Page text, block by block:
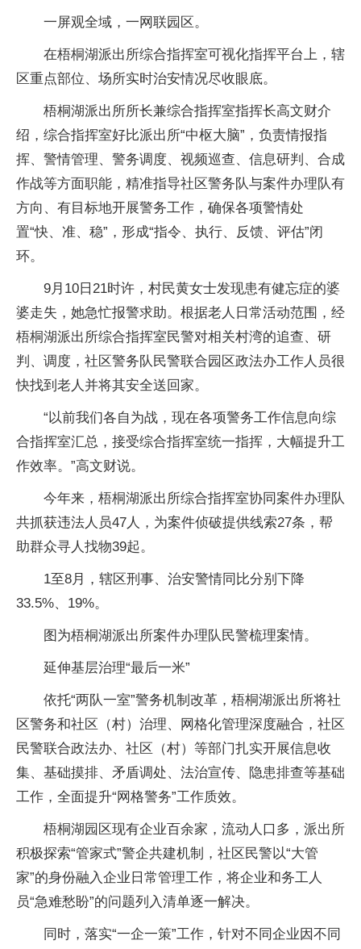
一屏观全域，一网联园区。
在梧桐湖派出所综合指挥室可视化指挥平台上，辖
区重点部位、场所实时治安情况尽收眼底。
梧桐湖派出所所长兼综合指挥室指挥长高文财介
绍，综合指挥室好比派出所“中枢大脑”，负责情报指
挥、警情管理、警务调度、视频巡查、信息研判、合成
作战等方面职能，精准指导社区警务队与案件办理队有
方向、有目标地开展警务工作，确保各项警情处
置“快、准、稳”，形成“指令、执行、反馈、评估”闭
环。
9月10日21时许，村民黄女士发现患有健忘症的婆
婆走失，她急忙报警求助。根据老人日常活动范围，经
梧桐湖派出所综合指挥室民警对相关村湾的追查、研
判、调度，社区警务队民警联合园区政法办工作人员很
快找到老人并将其安全送回家。
“以前我们各自为战，现在各项警务工作信息向综
合指挥室汇总，接受综合指挥室统一指挥，大幅提升工
作效率。”高文财说。
今年来，梧桐湖派出所综合指挥室协同案件办理队
共抓获违法人员47人，为案件侦破提供线索27条，帮
助群众寻人找物39起。
1至8月，辖区刑事、治安警情同比分别下降
33.5%、19%。
图为梧桐湖派出所案件办理队民警梳理案情。
延伸基层治理“最后一米”
依托“两队一室”警务机制改革，梧桐湖派出所将社
区警务和社区（村）治理、网格化管理深度融合，社区
民警联合政法办、社区（村）等部门扎实开展信息收
集、基础摸排、矛盾调处、法治宣传、隐患排查等基础
工作，全面提升“网格警务”工作质效。
梧桐湖园区现有企业百余家，流动人口多，派出所
积极探索“管家式”警企共建机制，社区民警以“大管
家”的身份融入企业日常管理工作，将企业和务工人
员“急难愁盼”的问题列入清单逐一解决。
同时，落实“一企一策”工作，针对不同企业因不同